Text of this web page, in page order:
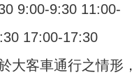
9:00-9:30 11:00-
17:00-17:30
大客車通行之情形，